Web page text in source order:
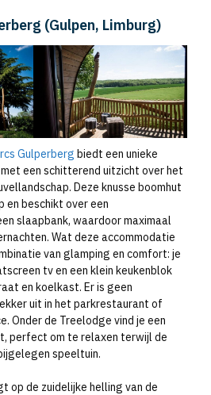
(Gulpen, Limburg)
Gulperberg biedt een unieke
een schitterend uitzicht over het
Deze knusse boomhut
en beschikt over een
slaapbank, waardoor maximaal
Wat deze accommodatie
van glamping en comfort: je
tv en een klein keukenblok
en koelkast. Er is geen
uit in het parkrestaurant of
Onder de Treelodge vind je een
perfect om te relaxen terwijl de
speeltuin.
op de zuidelijke helling van de